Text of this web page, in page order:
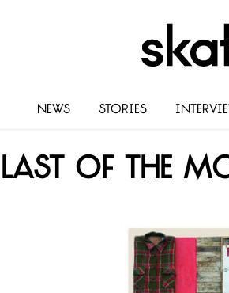
News Stories
Last of the